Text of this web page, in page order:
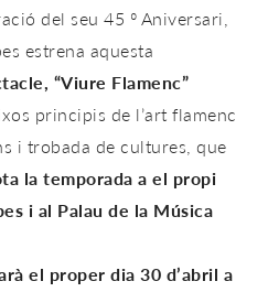
del seu 45 º Aniversari,
estrena aquesta
“Viure Flamenc”
principis de l’art flamenc
i trobada de cultures, que
la temporada a el propi
i al Palau de la Música
el proper dia 30 d’abril a